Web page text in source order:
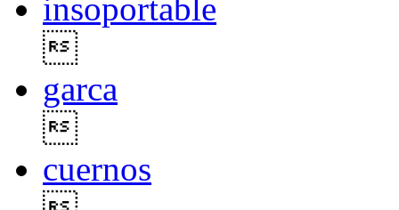
insoportable
garca
cuernos